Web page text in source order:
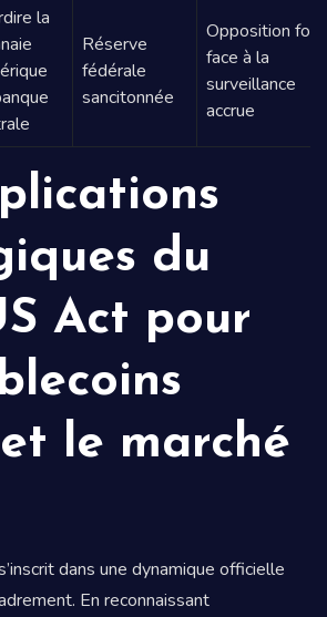
la
Réserve
fédérale
sancitonnée
Opposition
face à la
surveillance
accrue
du
Act pour
le marché
dans une dynamique officielle
En reconnaissant